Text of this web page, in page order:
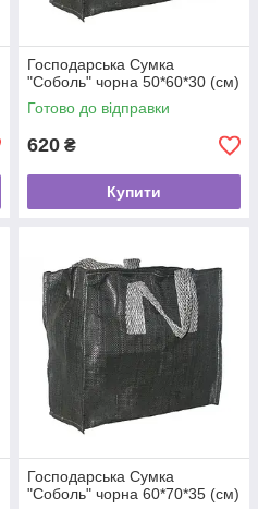
Господарська Сумка
"Соболь" чорна 50*60*30 (см)
Готово до відправки
620 ₴
Купити
Господарська Сумка
"Соболь" чорна 60*70*35 (см)